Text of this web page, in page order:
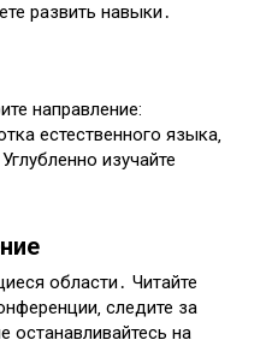
развить навыки․
направление:
естественного языка‚
изучайте
области․ Читайте
следите за
останавливайтесь на